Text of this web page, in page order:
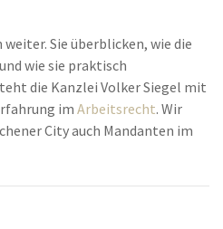
Sie überblicken, wie die
wie sie praktisch
die Kanzlei Volker Siegel mit
imArbeitsrecht. Wir
City auch Mandanten im